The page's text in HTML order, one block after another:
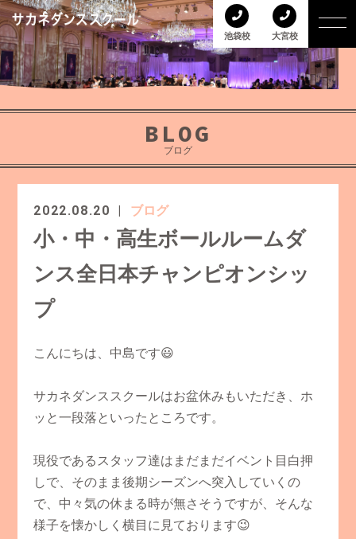
池袋校 大宮校
BLOG
ブログ
2022.08.20 ブログ
小・中・高生ボールルームダ
ンス全日本チャンピオンシッ
プ
こんにちは、中島です😃
サカネダンススクールはお盆休みもいただき、ホ
ッと一段落といったところです。
現役であるスタッフ達はまだまだイベント目白押
しで、そのまま後期シーズンへ突入していくの
で、中々気の休まる時が無さそうですが、そんな
様子を懐かしく横目に見ております😉